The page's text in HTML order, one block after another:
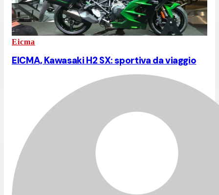
Eicma
EICMA, Kawasaki H2 SX: sportiva da viaggio